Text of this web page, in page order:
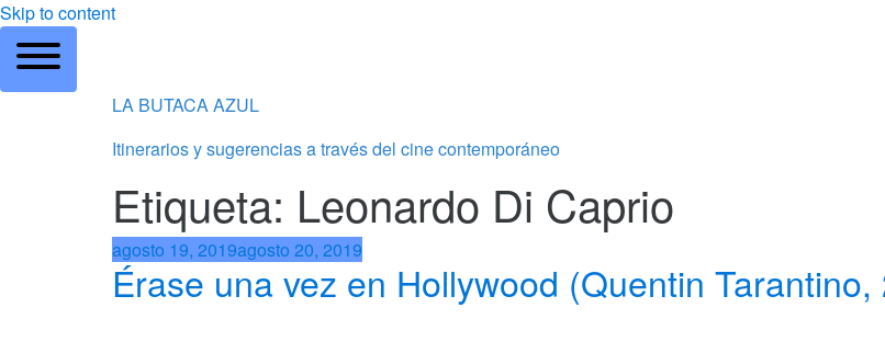
Skip to content
LA BUTACA AZUL
Itinerarios y sugerencias a través del cine contemporáneo
Etiqueta: Leonardo Di Caprio
agosto 19, 2019agosto 20, 2019
Érase una vez en Hollywood (Quentin Tarantino,